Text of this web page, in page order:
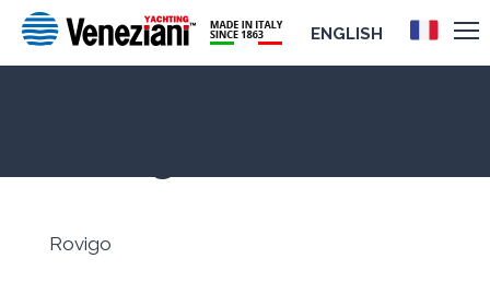
ENGLISH
Rovigo